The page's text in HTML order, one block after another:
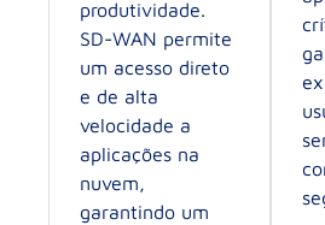
produtividade.
SD-WAN permite
um acesso direto
e de alta
velocidade a
aplicações na
nuvem,
garantindo um